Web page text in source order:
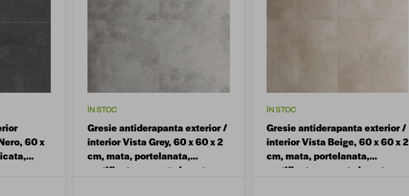
60 x
ÎN STOC
Gresie antiderapanta exterior /
interior Vista Grey, 60 x 60 x 2
cm, mata, portelanata,
rectificata, aspect ciment
ÎN STOC
Gresie antiderapanta exterior /
interior Vista Beige, 60 x 60 x 2
cm, mata, portelanata,
rectificata, aspect ciment